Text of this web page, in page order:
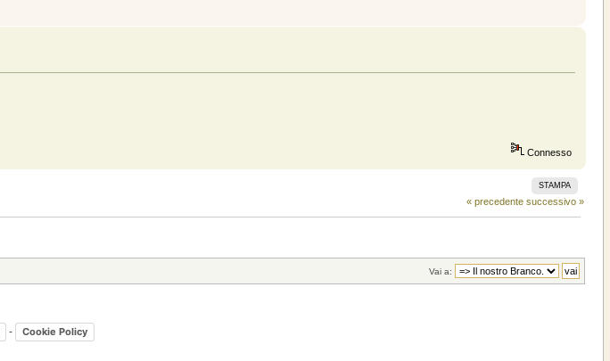
Connesso
STAMPA
« precedente successivo »
Vai a:
- Cookie Policy